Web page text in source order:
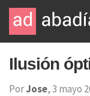
Ilusión
PorJose, 3 mayo